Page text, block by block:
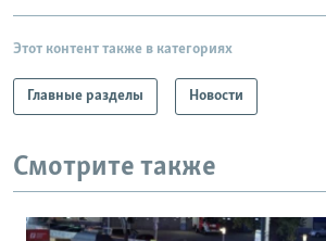
Этот контент также в категориях
Главные разделы Новости
Смотрите также